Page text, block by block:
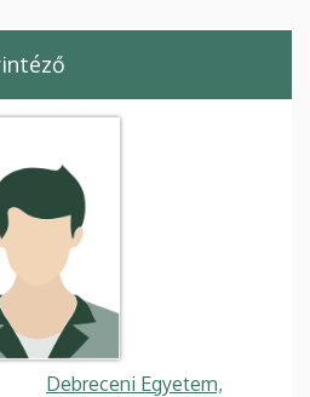
Debreceni Egyetem,